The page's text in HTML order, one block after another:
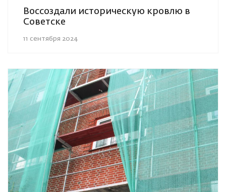
Воссоздали историческую кровлю в
Советске
11 сентября 2024